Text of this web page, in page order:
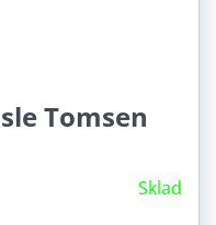
Tomsen
Sklad